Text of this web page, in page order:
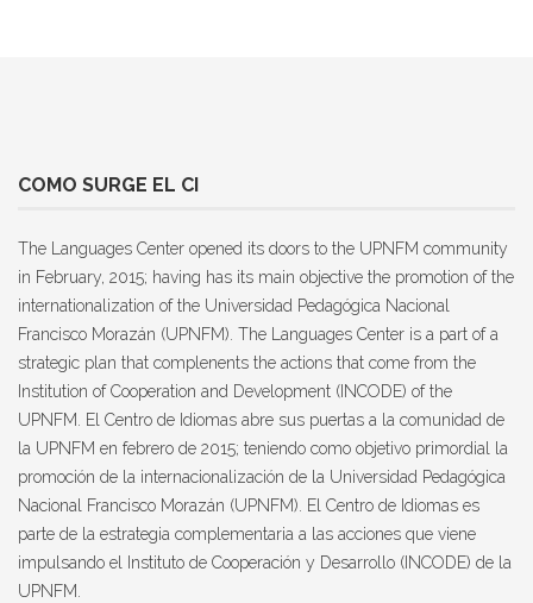
COMO SURGE EL CI
The Languages Center opened its doors to the UPNFM community
in February, 2015; having has its main objective the promotion of the
internationalization of the Universidad Pedagógica Nacional
Francisco Morazán (UPNFM). The Languages Center is a part of a
strategic plan that complenents the actions that come from the
Institution of Cooperation and Development (INCODE) of the
UPNFM. El Centro de Idiomas abre sus puertas a la comunidad de
la UPNFM en febrero de 2015; teniendo como objetivo primordial la
promoción de la internacionalización de la Universidad Pedagógica
Nacional Francisco Morazán (UPNFM). El Centro de Idiomas es
parte de la estrategia complementaria a las acciones que viene
impulsando el Instituto de Cooperación y Desarrollo (INCODE) de la
UPNFM.